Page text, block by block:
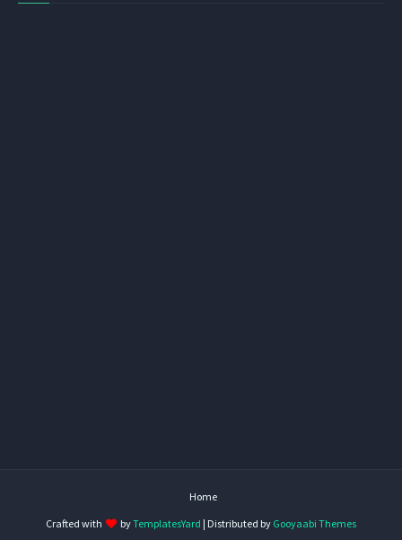
Home
Crafted with
byTemplatesYard | Distributed by Gooyaabi Themes